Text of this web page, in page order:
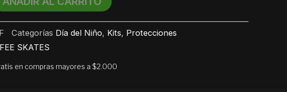
Categorías Día del Niño, Kits, Protecciones
SKATES
en compras mayores a $2.000